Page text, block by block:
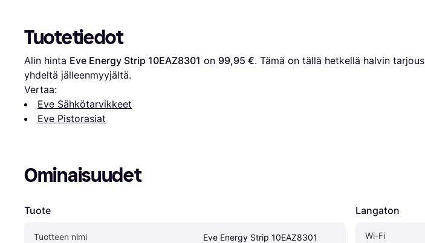
Tuotetiedot
Alin hinta Eve Energy Strip 10EAZ8301 on 99,95 €. Tämä on tällä hetkellä halvin tarjous
yhdeltä jälleenmyyjältä.
Vertaa:
Eve Sähkötarvikkeet
Eve Pistorasiat
Ominaisuudet
Tuote
Tuotteen nimi Eve Energy Strip 10EAZ8301
Langaton
Wi-Fi